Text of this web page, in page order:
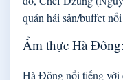
quán hải sản/buffet
Ẩm thực Hà
Hà Đông nổi tiếng với